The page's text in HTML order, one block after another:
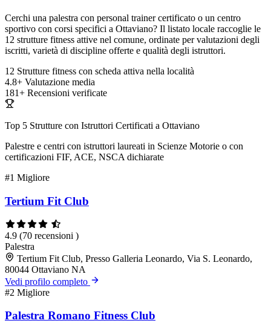
Cerchi una palestra con personal trainer certificato o un centro
sportivo con corsi specifici a Ottaviano? Il listato locale raccoglie le
12 strutture fitness attive nel comune, ordinate per valutazioni degli
iscritti, varietà di discipline offerte e qualità degli istruttori.
12 Strutture fitness con scheda attiva nella località
4.8+ Valutazione media
181+ Recensioni verificate
Top 5 Strutture con Istruttori Certificati a Ottaviano
Palestre e centri con istruttori laureati in Scienze Motorie o con
certificazioni FIF, ACE, NSCA dichiarate
#1 Migliore
Tertium Fit Club
4.9 (70 recensioni )
Palestra
Tertium Fit Club, Presso Galleria Leonardo, Via S. Leonardo,
80044 Ottaviano NA
Vedi profilo completo
#2 Migliore
Palestra Romano Fitness Club